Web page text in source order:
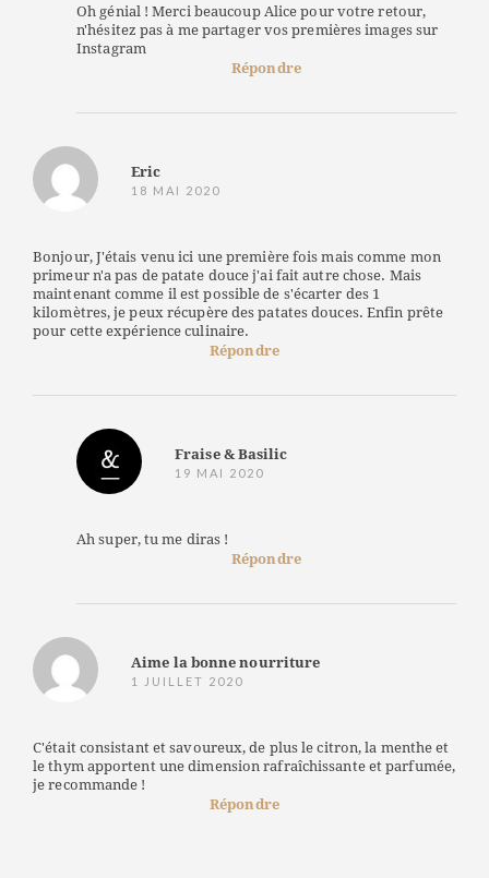
Oh génial ! Merci beaucoup Alice pour votre retour,
n'hésitez pas à me partager vos premières images sur
Instagram
Répondre
Eric
18 MAI 2020
Bonjour, J'étais venu ici une première fois mais comme mon
primeur n'a pas de patate douce j'ai fait autre chose. Mais
maintenant comme il est possible de s'écarter des 1
kilomètres, je peux récupère des patates douces. Enfin prête
pour cette expérience culinaire.
Répondre
Fraise & Basilic
19 MAI 2020
Ah super, tu me diras !
Répondre
Aime la bonne nourriture
1 JUILLET 2020
C'était consistant et savoureux, de plus le citron, la menthe et
le thym apportent une dimension rafraîchissante et parfumée,
je recommande !
Répondre